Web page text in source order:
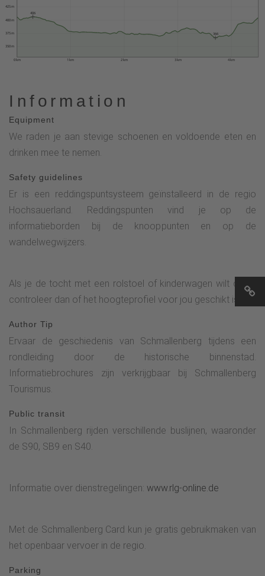
0 km 1 km 2 km 3 km 4 km
350 m
375 m
400 m
425 m
366
406
Information
Equipment
We raden je aan stevige schoenen en voldoende eten en
drinken mee te nemen.
Safety guidelines
Er is een reddingspuntsysteem geïnstalleerd in de regio
Hochsauerland. Reddingspunten vind je op de
informatieborden bij de knooppunten en op de
wandelwegwijzers.
Als je de tocht met een rolstoel of kinderwagen wilt doen,
controleer dan of het hoogteprofiel voor jou geschikt is.
Author Tip
Ervaar de geschiedenis van Schmallenberg tijdens een
rondleiding door de historische binnenstad.
Informatiebrochures zijn verkrijgbaar bij Schmallenberg
Tourismus.
Public transit
In Schmallenberg rijden verschillende buslijnen, waaronder
de S90, SB9 en S40.
Informatie over dienstregelingen: www.rlg-online.de
Met de Schmallenberg Card kun je gratis gebruikmaken van
het openbaar vervoer in de regio.
Parking